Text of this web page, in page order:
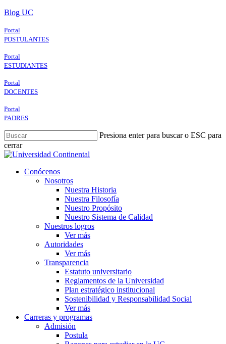
Skip
main
content
Blog UC
Portal
POSTULANTES
Portal
ESTUDIANTES
Portal
DOCENTES
Portal
PADRES
Presiona enter para buscar o ESC para
cerrar
Close
search
Menu
Conócenos
Nosotros
Nuestra Historia
Nuestra Filosofía
Nuestro Propósito
Nuestro Sistema de Calidad
Nuestros logros
Ver más
Autoridades
Ver más
Transparencia
Estatuto universitario
Reglamentos de la Universidad
Plan estratégico institucional
Sostenibilidad y Responsabilidad Social
Ver más
Carreras y programas
Admisión
Postula